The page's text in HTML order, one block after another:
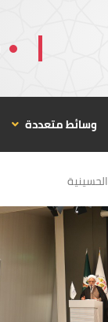
وسائط متعددة